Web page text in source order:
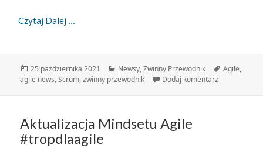
Czytaj Dalej
Data
publikacji
25 października 2021 Kategorie
Newsy,Zwinny Przewodnik Tagi
Agile,
agile news,Scrum,zwinny przewodnik Dodaj komentarz
Aktualizacja Mindsetu Agile
#tropdlaagile